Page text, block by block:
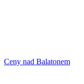
Ceny nad Balatonem